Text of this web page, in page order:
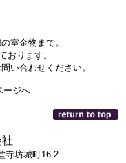
室金物まで。
おります。
い合わせください。
ージへ
寺坊城町16-2